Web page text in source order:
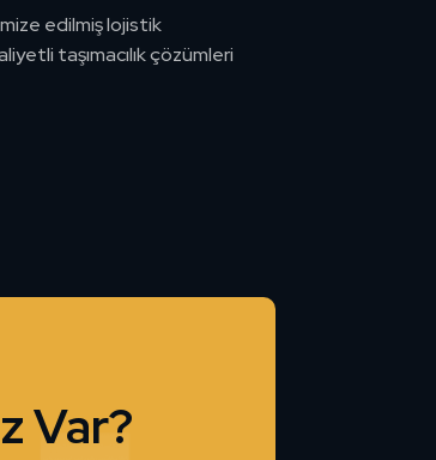
edilmiş lojistik
taşımacılık çözümleri
Var?